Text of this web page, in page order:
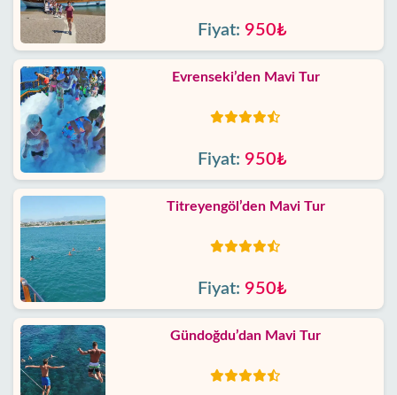
Fiyat: 950₺
Evrenseki’den Mavi Tur
Fiyat: 950₺
Titreyengöl’den Mavi Tur
Fiyat: 950₺
Gündoğdu’dan Mavi Tur